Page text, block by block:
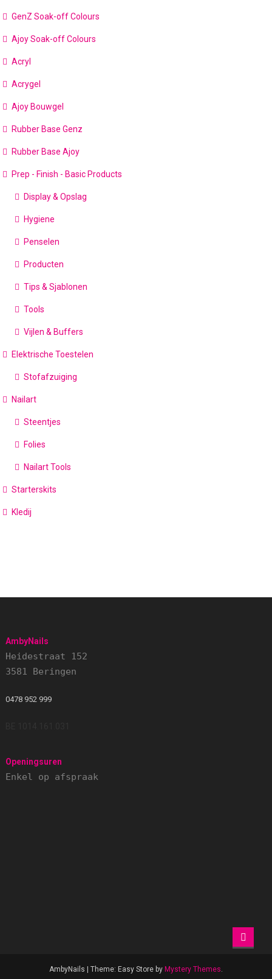
GenZ Soak-off Colours
Ajoy Soak-off Colours
Acryl
Acrygel
Ajoy Bouwgel
Rubber Base Genz
Rubber Base Ajoy
Prep - Finish - Basic Products
Display & Opslag
Hygiene
Penselen
Producten
Tips & Sjablonen
Tools
Vijlen & Buffers
Elektrische Toestelen
Stofafzuiging
Nailart
Steentjes
Folies
Nailart Tools
Starterskits
Kledij
AmbyNails
Heidestraat 152
3581 Beringen
0478 952 999
Openingsuren
Enkel op afspraak
AmbyNails Theme: Easy Store by Mystery Themes.